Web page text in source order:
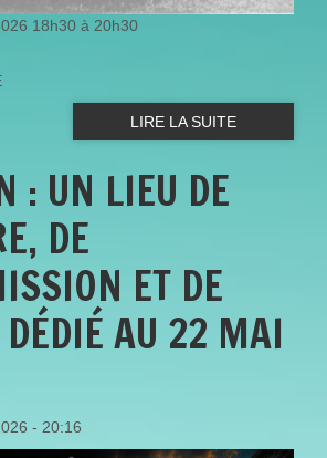
18h30 à 20h30
LIRE LA SUITE
: UN LIEU DE
DE
ET DE
AU 22 MAI
- 20:16